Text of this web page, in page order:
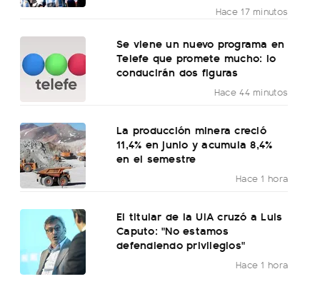
Hace 17 minutos
Se viene un nuevo programa en
Telefe que promete mucho: lo
conducirán dos figuras
Hace 44 minutos
La producción minera creció
11,4% en junio y acumula 8,4%
en el semestre
Hace 1 hora
El titular de la UIA cruzó a Luis
Caputo: "No estamos
defendiendo privilegios"
Hace 1 hora